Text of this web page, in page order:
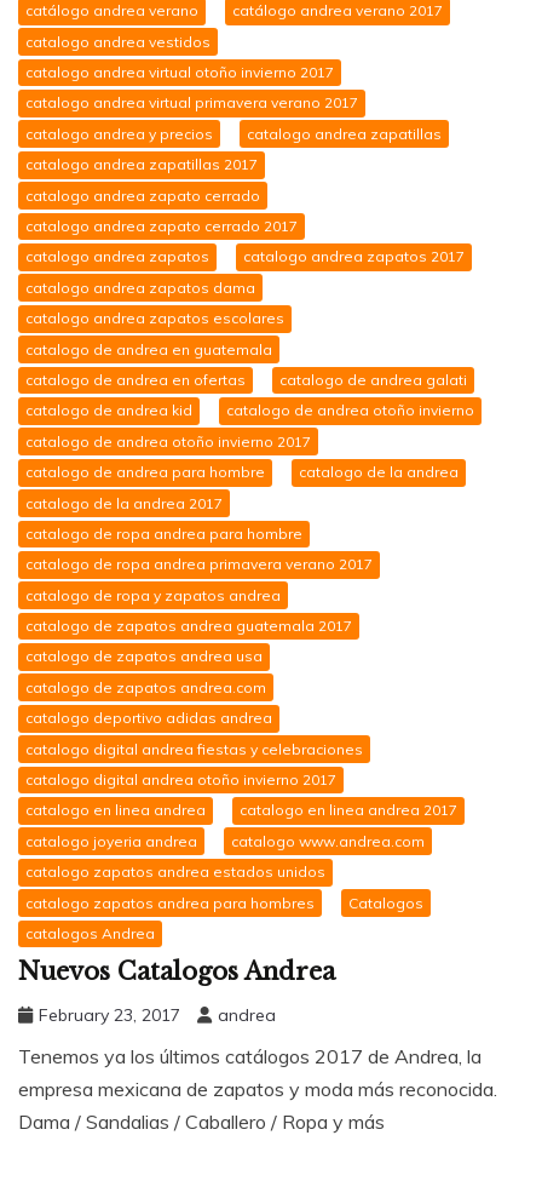
catálogo andrea verano
catálogo andrea verano 2017
catalogo andrea vestidos
catalogo andrea virtual otoño invierno 2017
catalogo andrea virtual primavera verano 2017
catalogo andrea y precios
catalogo andrea zapatillas
catalogo andrea zapatillas 2017
catalogo andrea zapato cerrado
catalogo andrea zapato cerrado 2017
catalogo andrea zapatos
catalogo andrea zapatos 2017
catalogo andrea zapatos dama
catalogo andrea zapatos escolares
catalogo de andrea en guatemala
catalogo de andrea en ofertas
catalogo de andrea galati
catalogo de andrea kid
catalogo de andrea otoño invierno
catalogo de andrea otoño invierno 2017
catalogo de andrea para hombre
catalogo de la andrea
catalogo de la andrea 2017
catalogo de ropa andrea para hombre
catalogo de ropa andrea primavera verano 2017
catalogo de ropa y zapatos andrea
catalogo de zapatos andrea guatemala 2017
catalogo de zapatos andrea usa
catalogo de zapatos andrea.com
catalogo deportivo adidas andrea
catalogo digital andrea fiestas y celebraciones
catalogo digital andrea otoño invierno 2017
catalogo en linea andrea
catalogo en linea andrea 2017
catalogo joyeria andrea
catalogo www.andrea.com
catalogo zapatos andrea estados unidos
catalogo zapatos andrea para hombres
Catalogos
catalogos Andrea
Nuevos Catalogos Andrea
February 23, 2017 andrea
Tenemos ya los últimos catálogos 2017 de Andrea, la
empresa mexicana de zapatos y moda más reconocida.
Dama / Sandalias / Caballero / Ropa y más